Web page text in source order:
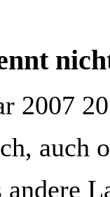
2007
auch
andere